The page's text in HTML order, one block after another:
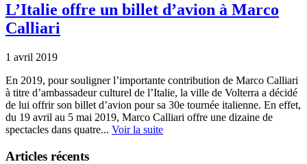
L’Italie offre un billet d’avion à Marco
Calliari
1 avril 2019
En 2019, pour souligner l’importante contribution de Marco Calliari
à titre d’ambassadeur culturel de l’Italie, la ville de Volterra a décidé
de lui offrir son billet d’avion pour sa 30e tournée italienne. En effet,
du 19 avril au 5 mai 2019, Marco Calliari offre une dizaine de
spectacles dans quatre... Voir la suite
Articles récents